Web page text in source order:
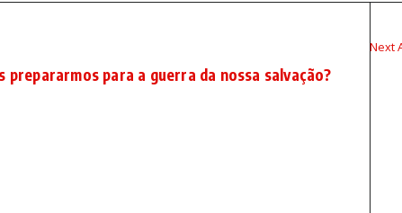
prepararmos para a guerra da nossa salvação?
Next